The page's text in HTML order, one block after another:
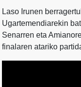
Laso Irunen
Ugartemendiarekin
Senarren eta
finalaren atariko